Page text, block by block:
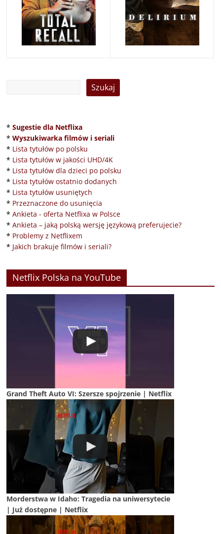
* Sugestie dla Netflixa
* Wyszukiwarka filmów i seriali
* Lista tytułów po polsku
* Lista tytułów w jakości UHD/4K
* Lista tytułów dla dzieci po polsku
* Lista tytułów ostatnio dodanych
* Lista tytułów usuniętych
* Przeznaczone do usunięcia
* Ankieta - oferta Netflixa w Polsce
* Ankieta – jaką polską wersję językową preferujecie?
* Problemy z Netflixem
* Jakich brakuje filmów i seriali?
Netflix Polska na YouTube
Grand Theft Auto VI: Szersze spojrzenie | Netflix
Morderstwa w Idaho: Tragedia na uniwersytecie
| Już dostępne | Netflix